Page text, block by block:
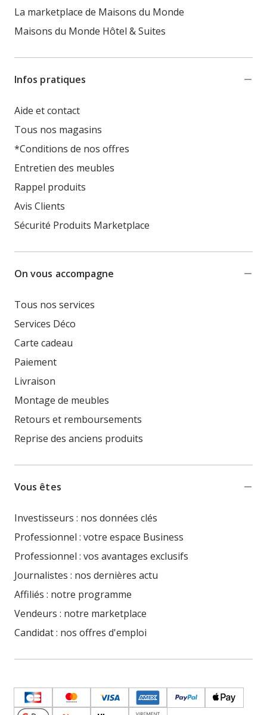
La marketplace de Maisons du Monde
Maisons du Monde Hôtel & Suites
Infos pratiques
Aide et contact
Tous nos magasins
*Conditions de nos offres
Entretien des meubles
Rappel produits
Avis Clients
Sécurité Produits Marketplace
On vous accompagne
Tous nos services
Services Déco
Carte cadeau
Paiement
Livraison
Montage de meubles
Retours et remboursements
Reprise des anciens produits
Vous êtes
Investisseurs : nos données clés
Professionnel : votre espace Business
Professionnel : vos avantages exclusifs
Journalistes : nos dernières actu
Affiliés : notre programme
Vendeurs : notre marketplace
Candidat : nos offres d'emploi